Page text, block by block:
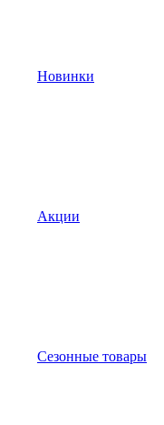
Новинки
Акции
Сезонные товары